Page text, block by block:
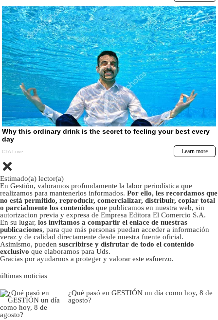
Estimado(a) lector(a)
En Gestión, valoramos profundamente la labor periodística que
realizamos para mantenerlos informados. Por ello, les recordamos que
no está permitido, reproducir, comercializar, distribuir, copiar total
o parcialmente los contenidos que publicamos en nuestra web, sin
autorizacion previa y expresa de Empresa Editora El Comercio S.A.
En su lugar, los invitamos a compartir el enlace de nuestras
publicaciones, para que más personas puedan acceder a información
veraz y de calidad directamente desde nuestra fuente oficial.
Asimismo, pueden suscribirse y disfrutar de todo el contenido
exclusivo que elaboramos para Uds.
Gracias por ayudarnos a proteger y valorar este esfuerzo.
últimas noticias
¿Qué pasó en GESTIÓN un día como hoy, 8 de
agosto?